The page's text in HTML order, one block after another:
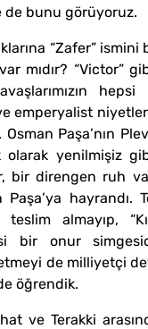
de bunu görüyoruz.
“Zafer” ismini
mıdır? “Victor”
hepsi
emperyalist niyetler
Paşa’nın
olarak yenilmişiz
bir direngen ruh
hayrandı.
teslim almayıp,
bir onur
de milliyetçi
öğrendik.
ve Terakki